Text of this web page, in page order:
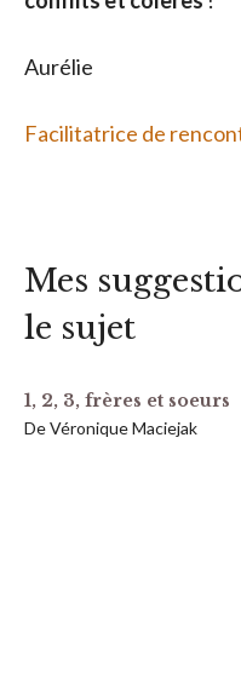
Aurélie
Facilitatrice de
Mes
le sujet
1, 2, 3, frères et soeurs
De Véronique Maciejak